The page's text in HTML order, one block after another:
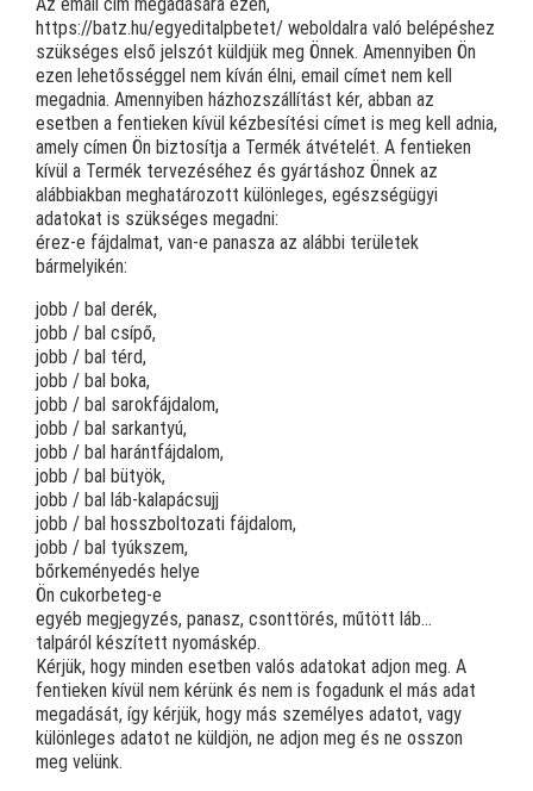
https://batz.hu/egyeditalpbetet/ weboldalra való belépéshez
szükséges első jelszót küldjük meg Önnek. Amennyiben Ön
ezen lehetősséggel nem kíván élni, email címet nem kell
megadnia. Amennyiben házhozszállítást kér, abban az
esetben a fentieken kívül kézbesítési címet is meg kell adnia,
amely címen Ön biztosítja a Termék átvételét. A fentieken
kívül a Termék tervezéséhez és gyártáshoz Önnek az
alábbiakban meghatározott különleges, egészségügyi
adatokat is szükséges megadni:
érez-e fájdalmat, van-e panasza az alábbi területek
bármelyikén:
jobb / bal derék,
jobb / bal csípő,
jobb / bal térd,
jobb / bal boka,
jobb / bal sarokfájdalom,
jobb / bal sarkantyú,
jobb / bal harántfájdalom,
jobb / bal bütyök,
jobb / bal láb-kalapácsujj
jobb / bal hosszboltozati fájdalom,
jobb / bal tyúkszem,
bőrkeményedés helye
Ön cukorbeteg-e
egyéb megjegyzés, panasz, csonttörés, műtött láb…
talpáról készített nyomáskép.
Kérjük, hogy minden esetben valós adatokat adjon meg. A
fentieken kívül nem kérünk és nem is fogadunk el más adat
megadását, így kérjük, hogy más személyes adatot, vagy
különleges adatot ne küldjön, ne adjon meg és ne osszon
meg velünk.